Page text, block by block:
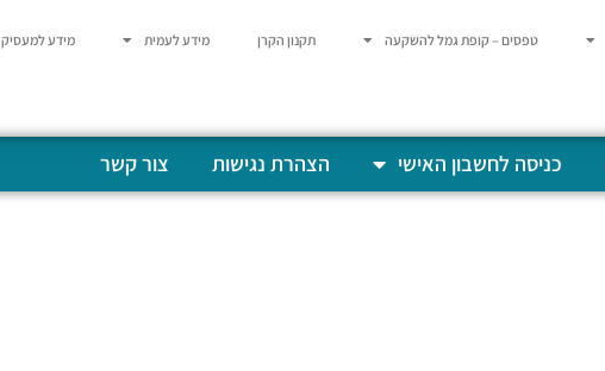
טפסים – קופת גמל להשקעה תקנון הקרן מידע לעמית מידע למעסיק
כניסה לחשבון האישי הצהרת נגישות צור קשר